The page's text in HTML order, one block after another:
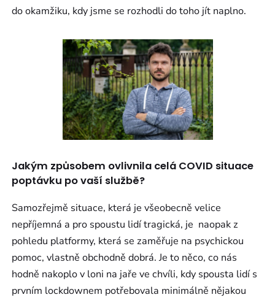
do okamžiku, kdy jsme se rozhodli do toho jít naplno.
Jakým způsobem ovlivnila celá COVID situace
poptávku po vaší službě?
Samozřejmě situace, která je všeobecně velice
nepříjemná a pro spoustu lidí tragická, je naopak z
pohledu platformy, která se zaměřuje na psychickou
pomoc, vlastně obchodně dobrá. Je to něco, co nás
hodně nakoplo v loni na jaře ve chvíli, kdy spousta lidí s
prvním lockdownem potřebovala minimálně nějakou